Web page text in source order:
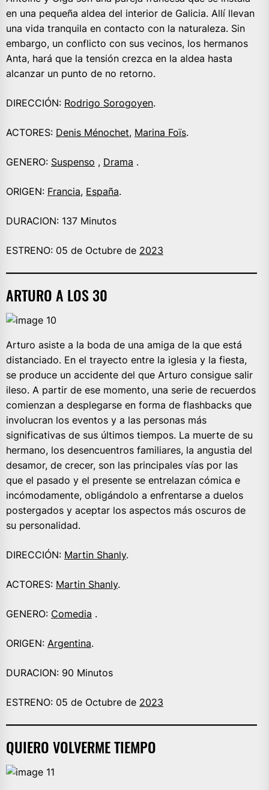
en una pequeña aldea del interior de Galicia. Allí llevan
una vida tranquila en contacto con la naturaleza. Sin
embargo, un conflicto con sus vecinos, los hermanos
Anta, hará que la tensión crezca en la aldea hasta
alcanzar un punto de no retorno.
DIRECCIÓN: Rodrigo Sorogoyen.
ACTORES: Denis Ménochet, Marina Foïs.
GENERO: Suspenso , Drama .
ORIGEN: Francia, España.
DURACION: 137 Minutos
ESTRENO: 05 de Octubre de 2023
ARTURO A LOS 30
Arturo asiste a la boda de una amiga de la que está
distanciado. En el trayecto entre la iglesia y la fiesta,
se produce un accidente del que Arturo consigue salir
ileso. A partir de ese momento, una serie de recuerdos
comienzan a desplegarse en forma de flashbacks que
involucran los eventos y a las personas más
significativas de sus últimos tiempos. La muerte de su
hermano, los desencuentros familiares, la angustia del
desamor, de crecer, son las principales vías por las
que el pasado y el presente se entrelazan cómica e
incómodamente, obligándolo a enfrentarse a duelos
postergados y aceptar los aspectos más oscuros de
su personalidad.
DIRECCIÓN: Martin Shanly.
ACTORES: Martin Shanly.
GENERO: Comedia .
ORIGEN: Argentina.
DURACION: 90 Minutos
ESTRENO: 05 de Octubre de 2023
QUIERO VOLVERME TIEMPO